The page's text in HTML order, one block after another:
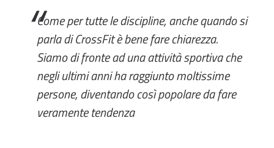
Come per tutte le discipline, anche quando si
parla di CrossFit è bene fare chiarezza.
Siamo di fronte ad una attività sportiva che
negli ultimi anni ha raggiunto moltissime
persone, diventando così popolare da fare
veramente tendenza